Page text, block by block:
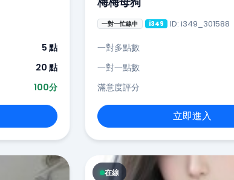
5 點
20 點
100分
一對一忙線中 i349 ID: i349_301588
一對多點數
一對一點數
滿意度評分
立即進入
在線